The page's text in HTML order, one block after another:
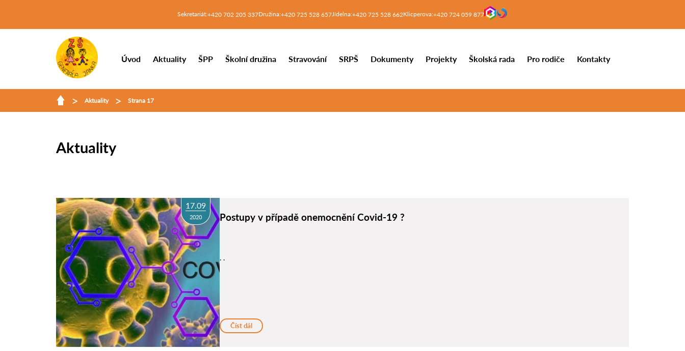
Sekretariát:+420 702 205 337Družina:+420 725 528 657Jídelna:+420 725 528 662Klicperova:+420 724 059 877
Úvod Aktuality ŠPP Školní družina Stravování SRPŠ Dokumenty Projekty Školská rada Pro rodiče Kontakty
> Aktuality > Strana 17
Aktuality
17.09
2020 Postupy v případě onemocnění Covid-19 ?
. .
Číst dál